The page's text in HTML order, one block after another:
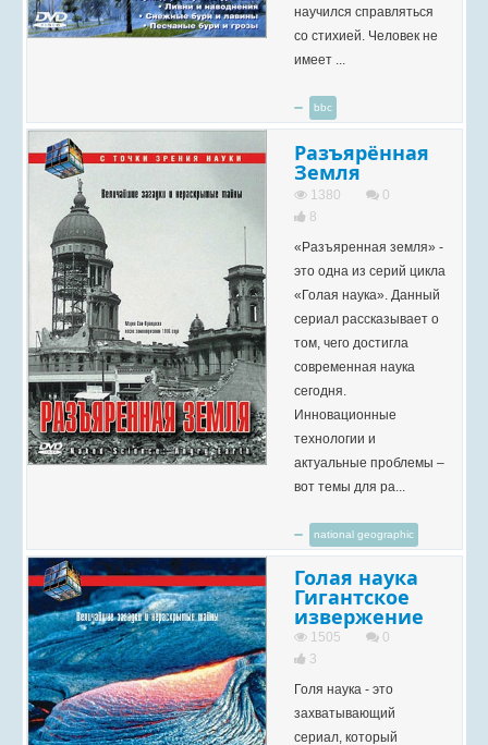
научился справляться
со стихией. Человек не
имеет ...
bbc
Разъярённая
Земля
1380
0
8
«Разъяренная земля» -
это одна из серий цикла
«Голая наука». Данный
сериал рассказывает о
том, чего достигла
современная наука
сегодня.
Инновационные
технологии и
актуальные проблемы –
вот темы для ра...
national geographic
Голая наука
Гигантское
извержение
1505
0
3
Голя наука - это
захватывающий
сериал, который